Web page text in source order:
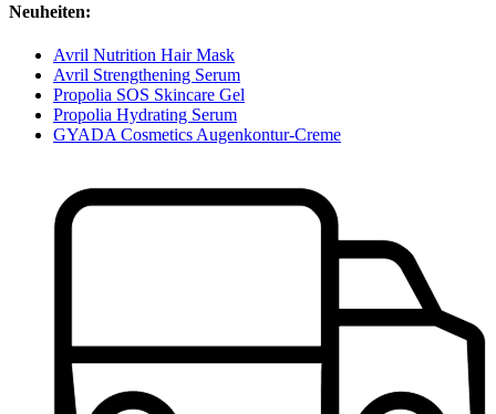
Neuheiten:
Avril Nutrition Hair Mask
Avril Strengthening Serum
Propolia SOS Skincare Gel
Propolia Hydrating Serum
GYADA Cosmetics Augenkontur-Creme